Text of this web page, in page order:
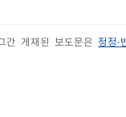
간 게재된 보도문은 정정·